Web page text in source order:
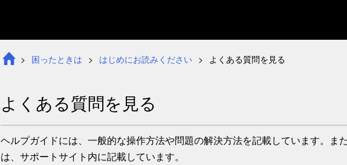
困ったときは はじめにお読みください
よくある質問を見る
よくある質問を見る
ヘルプガイドには、一般的な操作方法や問題の解決方法を記載しています。ま
は、サポートサイト内に記載しています。